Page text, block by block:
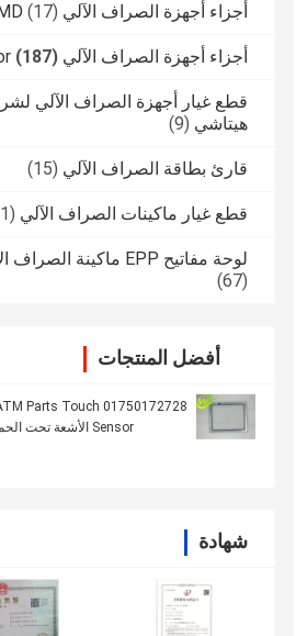
أجزاء أجهزة الصراف الآلي NMD (17)
أجزاء أجهزة الصراف الآلي Wincor (187)
قطع غيار أجهزة الصراف الآلي
هيتاشي (9)
قارئ بطاقة الصراف الآلي (15)
قطع غيار ماكينات الصراف الآلي NCR
لوحة مفاتيح EPP ماكينة الصراف الآلي
(67)
أفضل المنتجات
Wincor ATM Parts Touch
Sensor الأشعة تحت الحمراء 15،0
شهادة